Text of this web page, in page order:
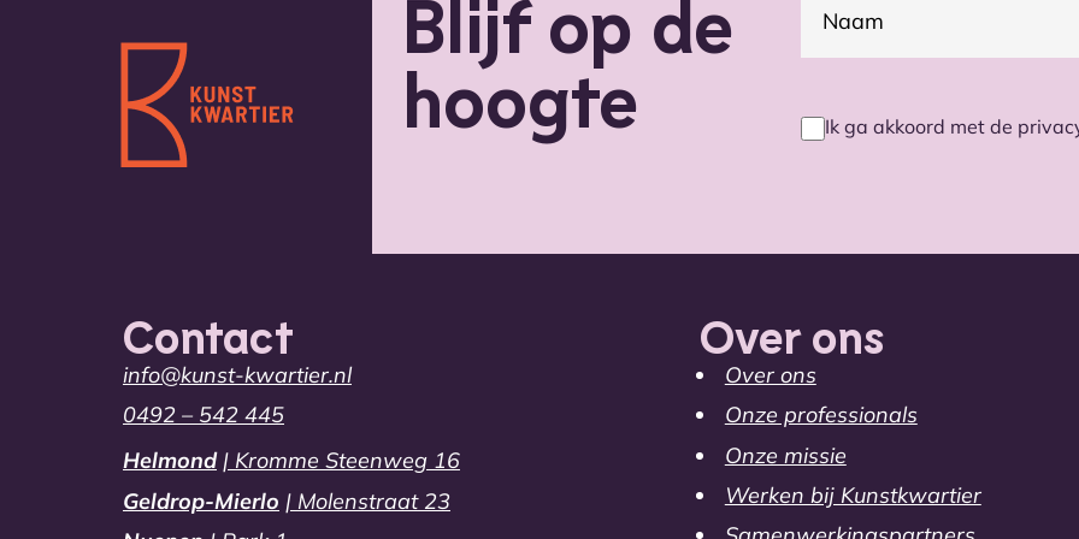
Blijf op de
hoogte
Privacy
Ik ga akkoord met de
Contact
info@kunst-kwartier.nl
0492 – 542 445
Helmond | Kromme Steenweg 16
Geldrop-Mierlo | Molenstraat 23
Over ons
Over ons
Onze professionals
Onze missie
Werken bij Kunstkwartier